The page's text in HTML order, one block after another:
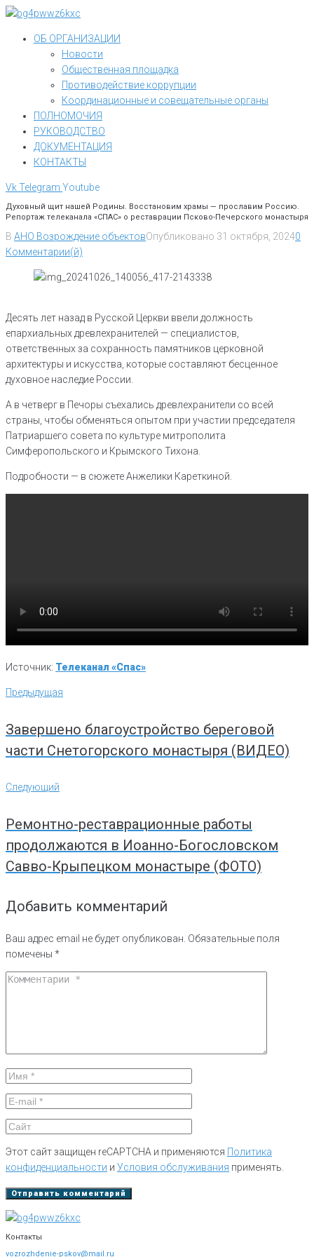
Перейти
контентуОБ ОРГАНИЗАЦИИ
Новости
Общественная площадка
Противодействие коррупции
Координационные и совещательные органы
ПОЛНОМОЧИЯ
РУКОВОДСТВО
ДОКУМЕНТАЦИЯ
КОНТАКТЫ
VkTelegram Youtube
Духовный щит нашей Родины. Восстановим храмы — прославим Россию.
Репортаж телеканала «СПАС» о реставрации Псково-Печерского монастыря
В АНО Возрождение объектовОпубликовано 31 октября, 20240
Комментарии(й)
Десять лет назад в Русской Церкви ввели должность
епархиальных древлехранителей — специалистов,
ответственных за сохранность памятников церковной
архитектуры и искусства, которые составляют бесценное
духовное наследие России.
А в четверг в Печоры съехались древлехранители со всей
страны, чтобы обменяться опытом при участии председателя
Патриаршего совета по культуре митрополита
Симферопольского и Крымского Тихона.
Подробности — в сюжете Анжелики Кареткиной.
Источник: Телеканал «Спас»
Навигация
по
Предыдущая
Предыдущая
Завершено благоустройство береговой
части Снетогорского монастыря (ВИДЕО)
Следующий
Следующий
Ремонтно-реставрационные работы
продолжаются в Иоанно-Богословском
Савво-Крыпецком монастыре (ФОТО)
Добавить комментарий
Ваш адрес email не будет опубликован. Обязательные поля
помечены *
Этот сайт защищен reCAPTCHA и применяются Политика
конфиденциальности и Условия обслуживания применять.
Контакты
vozrozhdenie-pskov@mail.ru